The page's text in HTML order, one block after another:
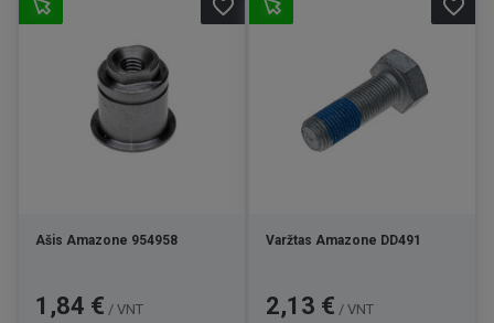
Ašis Amazone 954958
Kaina
1,84 € / VNT
favorite_border
Varžtas Amazone DD491
Kaina
2,13 € / VNT
favorite_border